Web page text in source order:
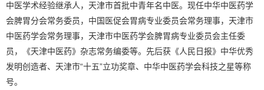
中医学术经验继承人，天津市首批中青年名中医。现任中华中医药学
会脾胃分会常务委员，中国医促会胃病专业委员会常务理事，天津市
中医药学会常务理事，天津市中医药学会脾胃病专业委员会主任委
员，《天津中医药》杂志常务编委等。先后获《人民日报》中华优秀
发明创造者、天津市“十五”立功奖章、中华中医药学会科技之星等称
号。